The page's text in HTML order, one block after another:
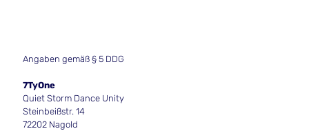
Angaben gemäß § 5 DDG
7TyOne
Quiet Storm Dance Unity
Steinbeißstr. 14
72202 Nagold